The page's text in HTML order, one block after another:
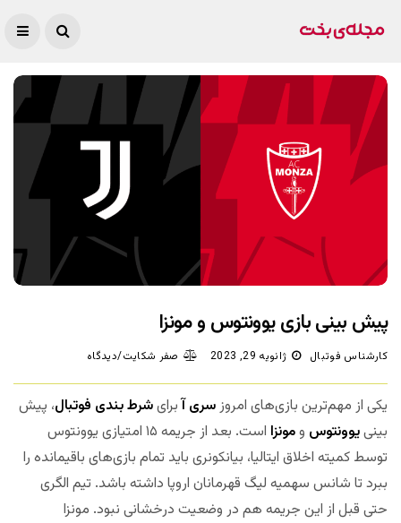
پیش بینی بازی یوونتوس و مونزا
کارشناس فوتبال ژانویه 29, 2023 صفر شکایت/دیدگاه
یکی از مهم‌ترین بازی‌های امروزسری آبرایشرط بندی فوتبال، پیش
بینییوونتوس ومونزا
است. بعد از جریمه ۱۵ امتیازی یوونتوس
توسط کمیته اخلاق ایتالیا، بیانکونری باید تمام بازی‌های باقیمانده را
ببرد تا شانس سهمیه لیگ قهرمانان اروپا داشته باشد. تیم الگری
حتی قبل از این جریمه هم در وضعیت درخشانی نبود. مونزا